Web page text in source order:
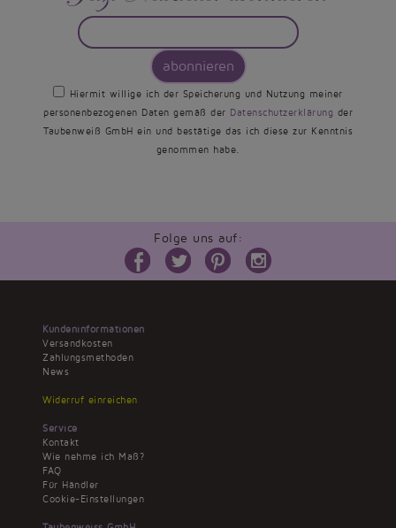
abonnieren
Hiermit willige ich der Speicherung und Nutzung meiner
personenbezogenen Daten gemäß der Datenschutzerklärung der
Taubenweiß GmbH ein und bestätige das ich diese zur Kenntnis
genommen habe.
Folge uns auf:
Kundeninformationen
Versandkosten
Zahlungsmethoden
News
Widerruf einreichen
Service
Kontakt
Wie nehme ich Maß?
FAQ
Für Händler
Cookie-Einstellungen